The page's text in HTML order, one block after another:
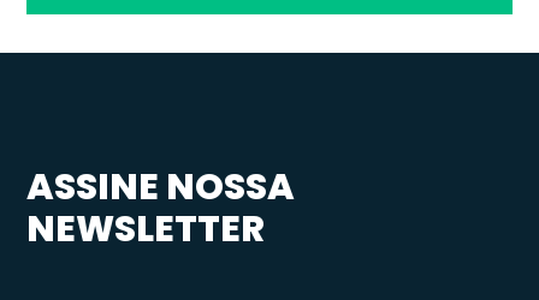
ASSINE NOSSA
NEWSLETTER